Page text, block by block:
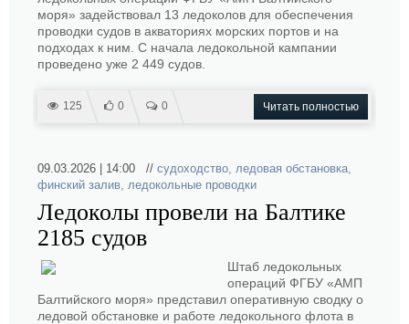
моря» задействовал 13 ледоколов для обеспечения
проводки судов в акваториях морских портов и на
подходах к ним. С начала ледокольной кампании
проведено уже 2 449 судов.
125 0 0 Читать полностью
09.03.2026 | 14:00 // судоходство, ледовая обстановка,
финский залив, ледокольные проводки
Ледоколы провели на Балтике
2185 судов
Штаб ледокольных
операций ФГБУ «АМП
Балтийского моря» представил оперативную сводку о
ледовой обстановке и работе ледокольного флота в